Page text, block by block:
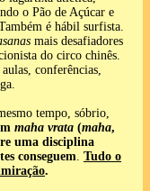
o Pão de Açúcar e
é hábil surfista.
mais desafiadores
do circo chinês.
conferências,
tempo, sóbrio,
maha vrata (maha,
uma disciplina
conseguem Tudo o
.